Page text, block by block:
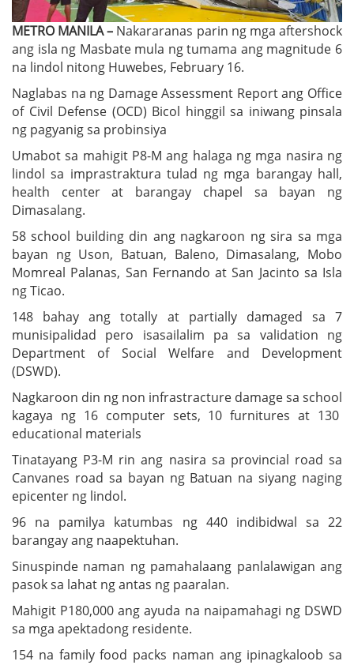
METRO MANILA – Nakararanas parin ng mga aftershock
ang isla ng Masbate mula ng tumama ang magnitude 6
na lindol nitong Huwebes, February 16.
Naglabas na ng Damage Assessment Report ang Office
of Civil Defense (OCD) Bicol hinggil sa iniwang pinsala
ng pagyanig sa probinsiya
Umabot sa mahigit P8-M ang halaga ng mga nasira ng
lindol sa imprastraktura tulad ng mga barangay hall,
health center at barangay chapel sa bayan ng
Dimasalang.
58 school building din ang nagkaroon ng sira sa mga
bayan ng Uson, Batuan, Baleno, Dimasalang, Mobo
Momreal Palanas, San Fernando at San Jacinto sa Isla
ng Ticao.
148 bahay ang totally at partially damaged sa 7
munisipalidad pero isasailalim pa sa validation ng
Department of Social Welfare and Development
(DSWD).
Nagkaroon din ng non infrastracture damage sa school
kagaya ng 16 computer sets, 10 furnitures at 130
educational materials
Tinatayang P3-M rin ang nasira sa provincial road sa
Canvanes road sa bayan ng Batuan na siyang naging
epicenter ng lindol.
96 na pamilya katumbas ng 440 indibidwal sa 22
barangay ang naapektuhan.
Sinuspinde naman ng pamahalaang panlalawigan ang
pasok sa lahat ng antas ng paaralan.
Mahigit P180,000 ang ayuda na naipamahagi ng DSWD
sa mga apektadong residente.
154 na family food packs naman ang ipinagkaloob sa